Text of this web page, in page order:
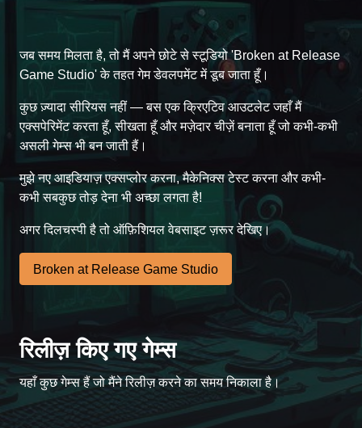
जब समय मिलता है, तो मैं अपने छोटे से स्टूडियो 'Broken at Release
Game Studio' के तहत गेम डेवलपमेंट में डूब जाता हूँ।
कुछ ज़्यादा सीरियस नहीं — बस एक क्रिएटिव आउटलेट जहाँ मैं
एक्सपेरिमेंट करता हूँ, सीखता हूँ और मज़ेदार चीज़ें बनाता हूँ जो कभी-कभी
असली गेम्स भी बन जाती हैं।
मुझे नए आइडियाज़ एक्सप्लोर करना, मैकेनिक्स टेस्ट करना और कभी-
कभी सबकुछ तोड़ देना भी अच्छा लगता है!
अगर दिलचस्पी है तो ऑफ़िशियल वेबसाइट ज़रूर देखिए।
Broken at Release Game Studio
रिलीज़ किए गए गेम्स
यहाँ कुछ गेम्स हैं जो मैंने रिलीज़ करने का समय निकाला है।
Case #1472